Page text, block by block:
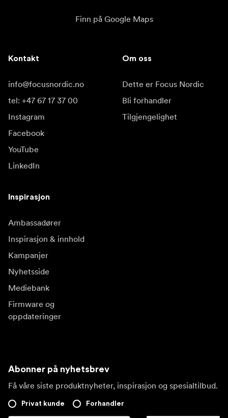
Finn på Google Maps
Kontakt
info@focusnordic.no
tel: +47 67 17 37 00
Instagram
Facebook
YouTube
LinkedIn
Om oss
Dette er Focus Nordic
Bli forhandler
Tilgjengelighet
Inspirasjon
Ambassadører
Inspirasjon & innhold
Kampanjer
Nyhetsside
Mediebank
Firmware og
oppdateringer
Abonner på nyhetsbrev
Få våre siste produktnyheter, inspirasjon og spesialtilbud.
Privat kunde Forhandler